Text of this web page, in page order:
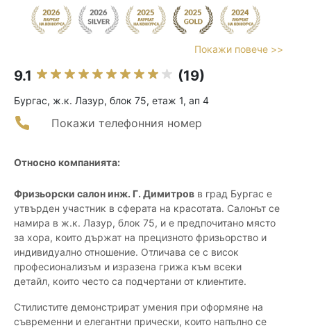
Покажи повече >>
9.1 (19)
Бургас, ж.к. Лазур, блок 75, етаж 1, ап 4
Покажи телефонния номер
Относно компанията:
Фризьорски салон инж. Г. Димитров в град Бургас е
утвърден участник в сферата на красотата. Салонът се
намира в ж.к. Лазур, блок 75, и е предпочитано място
за хора, които държат на прецизното фризьорство и
индивидуално отношение. Отличава се с висок
професионализъм и изразена грижа към всеки
детайл, които често са подчертани от клиентите.
Стилистите демонстрират умения при оформяне на
съвременни и елегантни прически, които напълно се